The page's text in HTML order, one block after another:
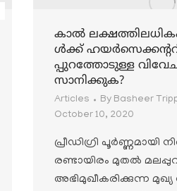
കാല്‍ ലക്ഷത്തിലധികം
ള്‍ക്ക് ഹയര്‍സെക്കന്ററി
പ്പുറത്തോടുള്ള
സാനിക്കുക?
Articles By Basheer
October 10, 2020
പ്രീഡിഗ്രി പൂര്‍ണ്ണമായി
രണ്ടായിരം മുതല്‍
അഭിമുഖീകരിക്കുന്ന മുഖ്യ